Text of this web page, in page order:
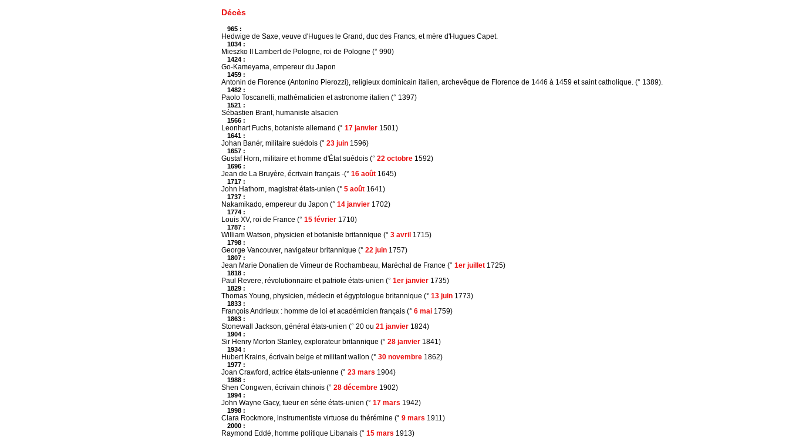
Décès
965 :
Hedwige de Saxe, veuve d'Hugues le Grand, duc des Francs, et mère d'Hugues Capet.
1034 :
Mieszko II Lambert de Pologne, roi de Pologne (° 990)
1424 :
Go-Kameyama, empereur du Japon
1459 :
Antonin de Florence (Antonino Pierozzi), religieux dominicain italien, archevêque de Florence de 1446 à 1459 et saint catholique. (° 1389).
1482 :
Paolo Toscanelli, mathématicien et astronome italien (° 1397)
1521 :
Sébastien Brant, humaniste alsacien
1566 :
Leonhart Fuchs, botaniste allemand (° 17 janvier1501)
1641 :
Johan Banér, militaire suédois (° 23 juin1596)
1657 :
Gustaf Horn, militaire et homme d'État suédois (° 22 octobre1592)
1696 :
Jean de La Bruyère, écrivain français -(° 16 août1645)
1717 :
John Hathorn, magistrat états-unien (° 5 août1641)
1737 :
Nakamikado, empereur du Japon (° 14 janvier1702)
1774 :
Louis XV, roi de France (° 15 février1710)
1787 :
William Watson, physicien et botaniste britannique (° 3 avril1715)
1798 :
George Vancouver, navigateur britannique (° 22 juin1757)
1807 :
Jean Marie Donatien de Vimeur de Rochambeau, Maréchal de France (° 1er juillet1725)
1818 :
Paul Revere, révolutionnaire et patriote états-unien (° 1er janvier1735)
1829 :
Thomas Young, physicien, médecin et égyptologue britannique (° 13 juin1773)
1833 :
François Andrieux : homme de loi et académicien français (° 6 mai1759)
1863 :
Stonewall Jackson, général états-unien (° 20 ou 21 janvier1824)
1904 :
Sir Henry Morton Stanley, explorateur britannique (° 28 janvier1841)
1934 :
Hubert Krains, écrivain belge et militant wallon (° 30 novembre1862)
1977 :
Joan Crawford, actrice états-unienne (° 23 mars 1904)
1988 :
Shen Congwen, écrivain chinois (° 28 décembre1902)
1994 :
John Wayne Gacy, tueur en série états-unien (° 17 mars 1942)
1998 :
Clara Rockmore, instrumentiste virtuose du thérémine (° 9 mars 1911)
2000 :
Raymond Eddé, homme politique Libanais (° 15 mars 1913)